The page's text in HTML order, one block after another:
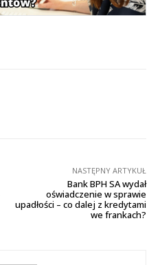
NASTĘPNY ARTYKUŁ
Bank BPH SA wydał
oświadczenie w sprawie
upadłości – co dalej z kredytami
we frankach?